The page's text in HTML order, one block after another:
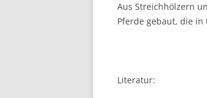
Aus Streichhölzern
Pferde gebaut, die
Literatur: